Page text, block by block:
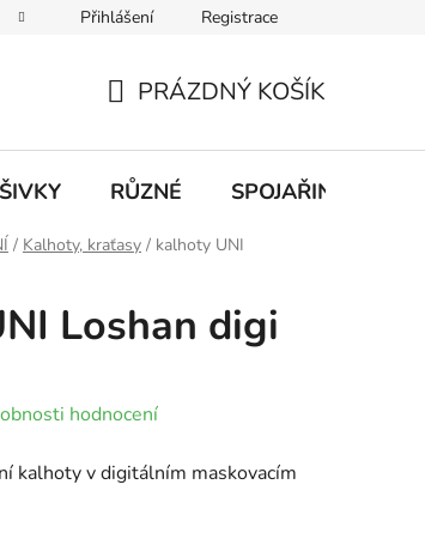
Podmínky ochrany osobních údajů
Přihlášení Registrace
KOŠÍK
PRÁZDNÝ KOŠÍK
RŮZNÉ SPOJAŘINA,
/ Kalhoty, kraťasy / kalhoty UNI
Loshan digi
hodnocení
kalhoty v digitálním maskovacím